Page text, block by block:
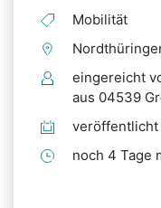
Mobilität
eingereicht
aus 04539
veröffentlicht
noch 4 Tage